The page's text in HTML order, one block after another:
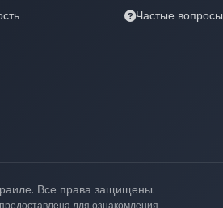
Частые вопросы
Все права защищены.